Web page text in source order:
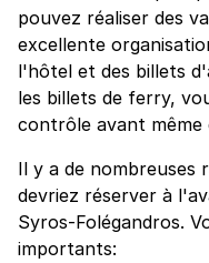
pouvez réaliser des
excellente
l'hôtel et des billets
les billets de ferry,
contrôle avant même
Il y a de nombreuses
devriez réserver à
Syros-Folégandros.
importants: